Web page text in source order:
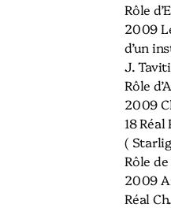
Rôle
2009
d’un
J.
Rôle
2009
18
(
Rôle
2009
Réal